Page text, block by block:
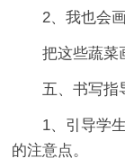
2、我也会画
把这些蔬菜
五、书写指
1、引导学
的注意点。